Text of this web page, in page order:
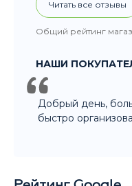
Рейтинг Google
5,0